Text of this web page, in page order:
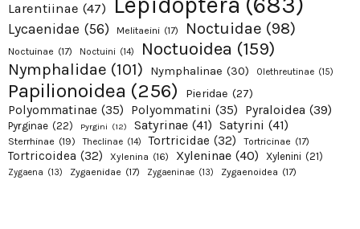
Larentiinae (47)
Lycaenidae (56) Melitaeini (17) Noctuidae (98)
Noctuinae (17) Noctuini (14) Noctuoidea (159)
Nymphalidae (101) Nymphalinae (30) Olethreutinae (15)
Papilionoidea (256) Pieridae (27)
Polyommatinae (35) Polyommatini (35) Pyraloidea (39)
Pyrginae (22) Pyrgini (12) Satyrinae (41) Satyrini (41)
Sterrhinae (19) Theclinae (14) Tortricidae (32) Tortricinae (17)
Tortricoidea (32) Xylenina (16) Xyleninae (40) Xylenini (21)
Zygaena (13) Zygaenidae (17) Zygaeninae (13) Zygaenoidea (17)